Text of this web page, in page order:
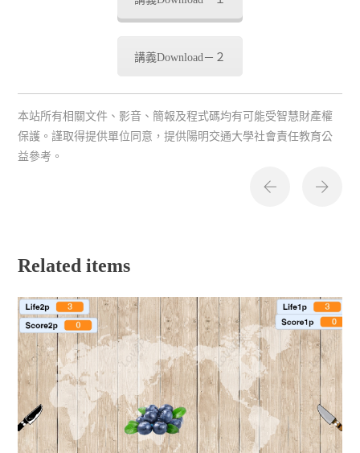
講義Download－２
本站所有相關文件、影音、簡報及程式碼均有可能受智慧財產權
保護。謹取得提供單位同意，提供陽明交通大學社會責任教育公
益參考。
Related items